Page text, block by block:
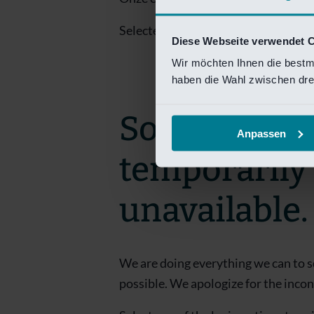
Diese Webseite verwendet
Wir möchten Ihnen die
haben die Wahl zwischen
Anpassen
Selecteer een van de login opties
Sorry! This
temporarily
unavailable.
We are doing everything we can to
possible. We apologize for the